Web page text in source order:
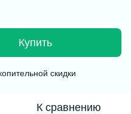
Купить
скидки
К сравнению